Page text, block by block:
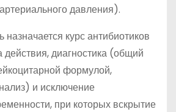
давления).
курс антибиотиков
действия, диагностика (общий
формулой,
и исключение
при которых вскрытие